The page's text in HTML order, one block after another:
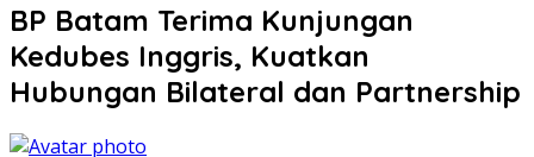
BP Batam Terima Kunjungan
Kedubes Inggris, Kuatkan
Hubungan Bilateral dan Partnership